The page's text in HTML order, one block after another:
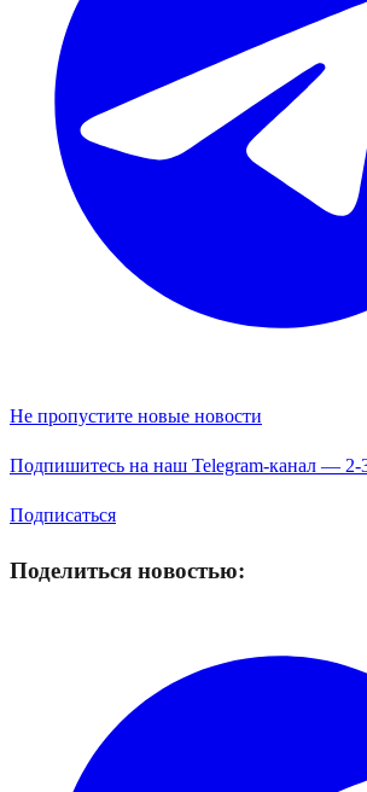
Не пропустите новые новости
Подпишитесь на наш Telegram-канал — 2-
Подписаться
Поделиться новостью: